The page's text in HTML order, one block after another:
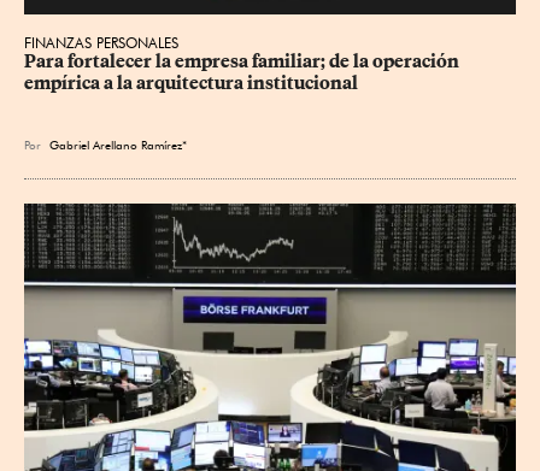
FINANZAS PERSONALES
Para fortalecer la empresa familiar; de la operación
empírica a la arquitectura institucional
Por Gabriel Arellano Ramírez*